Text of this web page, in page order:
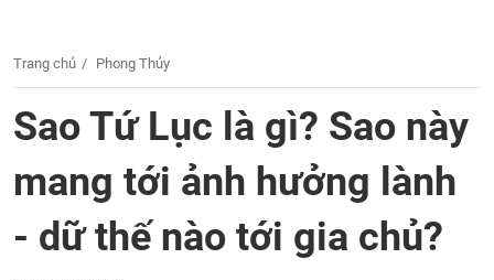
Trang chủ Phong Thủy
Sao Tứ Lục là gì? Sao này
mang tới ảnh hưởng lành
- dữ thế nào tới gia chủ?